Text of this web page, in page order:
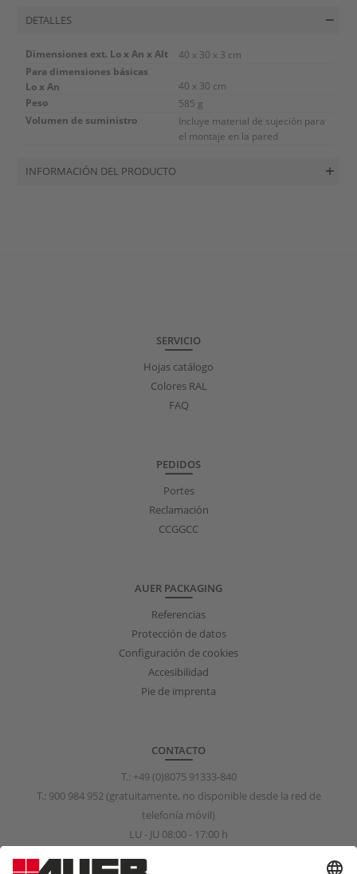
DETALLES
Dimensiones ext. Lo x An x Alt 40 x 30 x 3 cm
Para dimensiones básicas
Lo x An
40 x 30 cm
Peso 585 g
Volumen de suministro
Incluye material de sujeción para
el montaje en la pared
INFORMACIÓN DEL PRODUCTO
SERVICIO
Hojas catálogo
Colores RAL
FAQ
PEDIDOS
Portes
Reclamación
CCGGCC
AUER PACKAGING
Referencias
Protección de datos
Configuración de cookies
Accesibilidad
Pie de imprenta
CONTACTO
T.: +49 (0)8075 91333-840
T.: 900 984 952(gratuitamente, no disponible desde la red de
telefonía móvil)
LU - JU 08:00 - 17:00 h